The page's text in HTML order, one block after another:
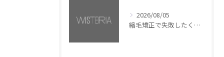
2026/08/05
縮毛矯正で失敗したくない方へ【銀座・美容室WISTERIA】